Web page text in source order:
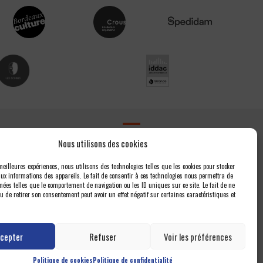
Nous utilisons des cookies
expériences, nous utilisons des technologies telles que les cookies pour stocker
informations des appareils. Le fait de consentir à ces technologies nous permettra de
telles que le comportement de navigation ou les ID uniques sur ce site. Le fait de ne
de retirer son consentement peut avoir un effet négatif sur certaines caractéristiques et
Refuser Voir les préférences
Politique de cookiesPolitique de confidentialité
Contact
Newsletter
Espace presse
Nous contacter